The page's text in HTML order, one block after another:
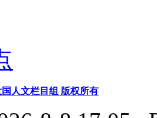
国人文栏目组 版权所有